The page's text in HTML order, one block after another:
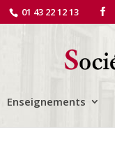
01 43 22 12 13
Enseignements